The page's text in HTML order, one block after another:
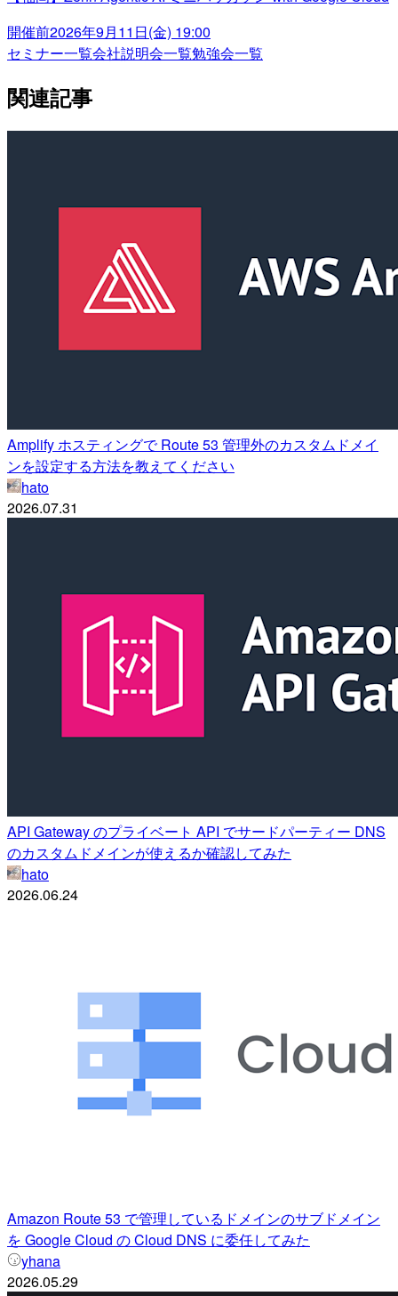
開催前2026年9月11日(金) 19:00
セミナー一覧会社説明会一覧勉強会一覧
関連記事
Amplify ホスティングで Route 53 管理外のカスタムドメイ
ンを設定する方法を教えてください
hato
2026.07.31
API Gateway のプライベート API でサードパーティー DNS
のカスタムドメインが使えるか確認してみた
hato
2026.06.24
Amazon Route 53 で管理しているドメインのサブドメイン
を Google Cloud の Cloud DNS に委任してみた
yhana
2026.05.29